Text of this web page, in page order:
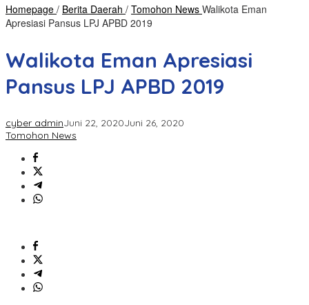
Homepage / Berita Daerah / Tomohon News Walikota Eman
Apresiasi Pansus LPJ APBD 2019
Walikota Eman Apresiasi
Pansus LPJ APBD 2019
cyber adminJuni 22, 2020Juni 26, 2020
Tomohon News